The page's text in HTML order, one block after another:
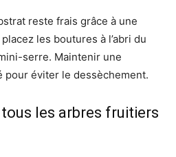
reste frais grâce à une
les boutures à l’abri du
serre. Maintenir une
pour éviter le dessèchement.
les arbres fruitiers